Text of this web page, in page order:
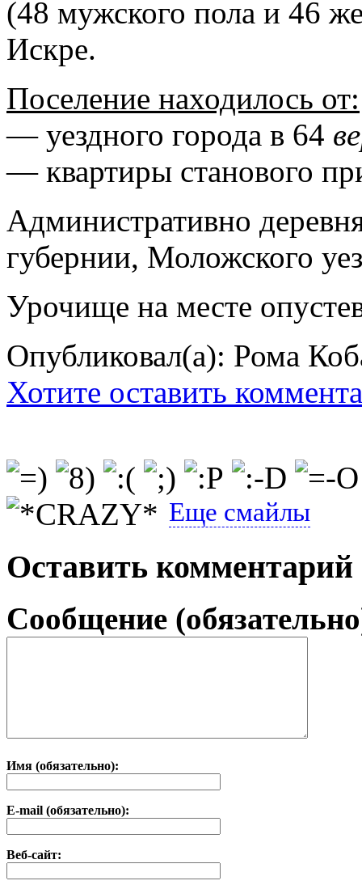
(48 мужского пола и 46
Искре.
Поселение находилось от:
— уездного города в 64
— квартиры станового
Административно
губернии, Моложского
Урочище на месте
Опубликовал(а): Рома
Хотите оставить
Еще смайлы
Оставить комментарий
Сообщение
Имя (обязательно):
E-mail (обязательно):
Веб-сайт: